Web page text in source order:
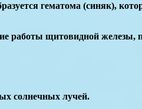
гематома (синяк),
работы щитовидной железы,
солнечных лучей.